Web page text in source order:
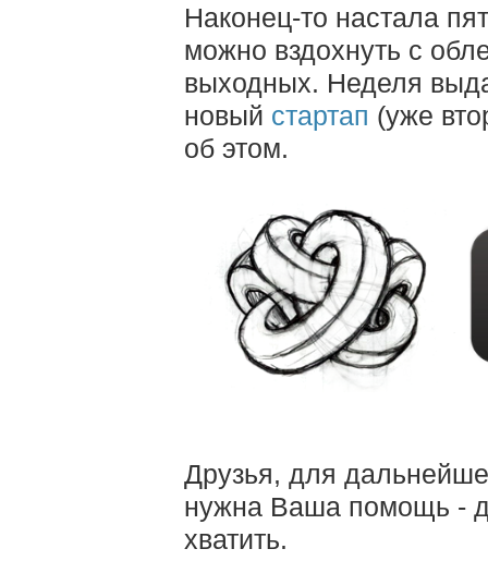
Наконец-то настала
можно вздохнуть с
выходных. Неделя
новый стартап (уже
об этом.
Друзья, для
нужна Ваша помощь -
хватить.